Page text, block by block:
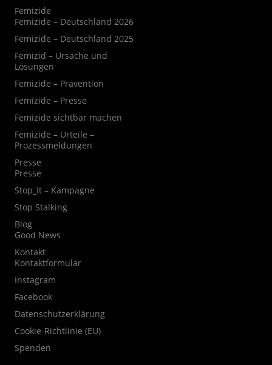
Femizide
Femizide – Deutschland 2026
Femizide – Deutschland 2025
Femizid – Ursache und
Lösungen
Femizide – Prävention
Femizide – Presse
Femizide sichtbar machen
Femizide – Urteile –
Prozessmeldungen
Presse
Presse
Stop_it – Kampagne
Stop Stalking
Blog
Good News
Kontakt
Kontaktformular
Instagram
Facebook
Datenschutzerklärung
Cookie-Richtlinie (EU)
Spenden